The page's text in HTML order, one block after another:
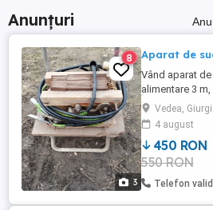
Anunțuri
3
8 Aparat de
Vând aparat
alimentare 3
clește sudura 7
cu
Vedea,
4 august
450 RON
550 RON
Telefon